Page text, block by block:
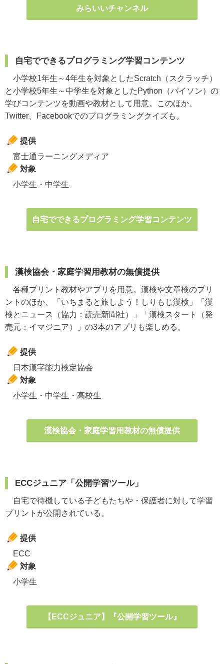
みらいいチャンネル
自宅でできるプログラミング学習コンテンツ
小学校1年生～4年生を対象としたScratch（スクラッチ）
と小学校5年生～中学生を対象としたPython（パイソン）の
学びコンテンツを動画や教材として用意。このほか、
Twitter、Facebookでのプログラミングクイズも。
提供
富士通ラーニングメディア
対象
小学生・中学生
自宅でできるプログラミング学習コンテンツ
漢検協会・家庭学習用教材の無償提供
各種プリント教材やアプリを用意。漢検や文章検のプリ
ントのほか、「いちまると旅しよう！しりもじ漢検」「漢
検とニュース（協力：読売新聞社）」「漢検スタート（発
売元：イマジニア）」の3本のアプリも楽しめる。
提供
日本漢字能力検定協会
対象
小学生・中学生・高校生
漢検協会・家庭学習用教材の無償提供
ECCジュニア「公開学習ツール」
自宅で待機している子どもたちや・保護者に対して学習
プリントが公開されている。
提供
ECC
対象
小学生
【ECCジュニア】『公開学習ツール』